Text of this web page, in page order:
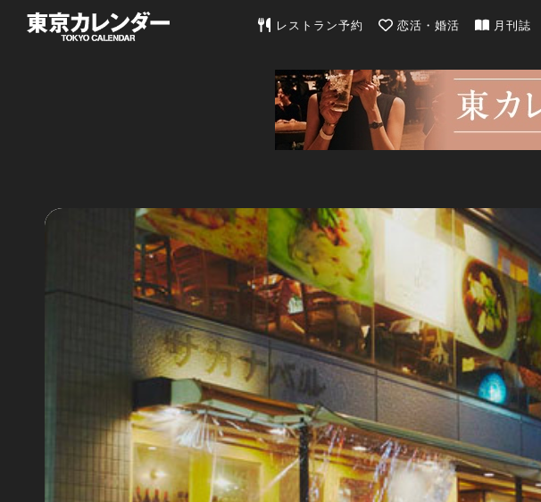
東京カレンダー | 最新のグルメ、洗練されたラ
レストラン予約 恋活・婚活 月刊誌